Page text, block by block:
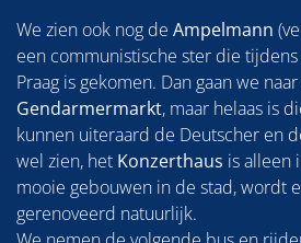
We zien ook nog de Ampelmann
een communistische ster die
Praag is gekomen. Dan gaan we
Gendarmermarkt, maar helaas is
kunnen uiteraard de Deutscher en
wel zien, het Konzerthaus is alleen
mooie gebouwen in de stad, wordt
gerenoveerd natuurlijk.